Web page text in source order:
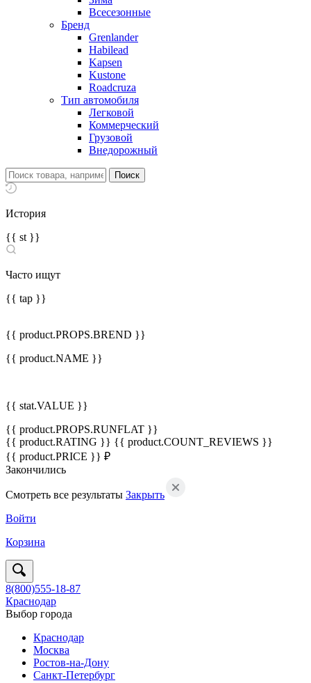
Всесезонные
Бренд
Grenlander
Habilead
Kapsen
Kustone
Roadcruza
Тип автомобиля
Легковой
Коммерческий
Грузовой
Внедорожный
История
{{ st }}
Часто ищут
{{ tap }}
{{ product.PROPS.BREND }}
{{ product.NAME }}
{{ stat.VALUE }}
{{ product.PROPS.RUNFLAT }}
{{ product.RATING }} {{ product.COUNT_REVIEWS }}
{{ product.PRICE }} ₽
Закончились
Смотреть все результаты Закрыть
Войти
Корзина
8(800)555-18-87
Краснодар
Выбор города
Краснодар
Москва
Ростов-на-Дону
Санкт-Петербург